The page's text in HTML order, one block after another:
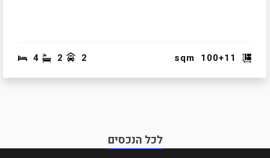
sqm 100+11
4 2 2
לכל הנכסים